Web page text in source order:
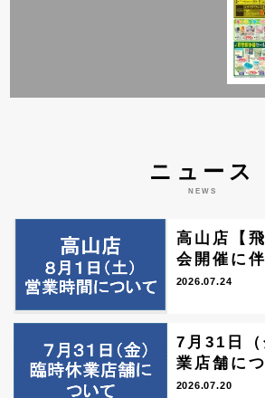
ニュース
NEWS
高山店【
会開催に
2026.07.24
7月31日
業店舗に
2026.07.20